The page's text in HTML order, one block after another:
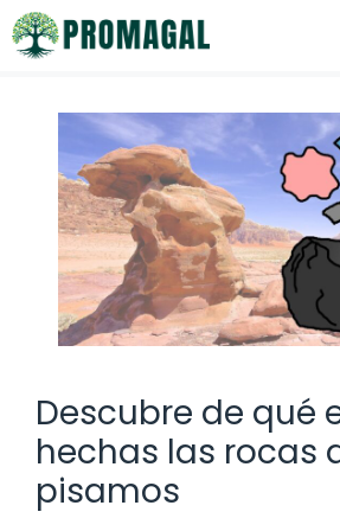
Saltar
al
Descubre de qué
hechas las rocas
pisamos